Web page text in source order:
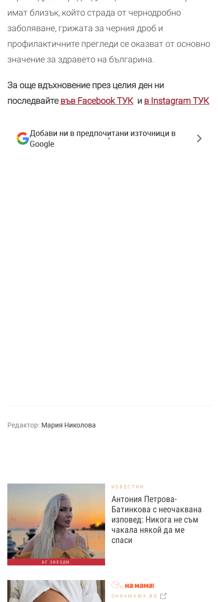
имат близък, който страда от чернодробно
заболяване, грижата за черния дроб и
профилактичните прегледи се оказват от основно
значение за здравето на българина.
За още вдъхновение през целия ден ни
последвайте във Facebook ТУК и в Instagram ТУК
Добави ни в предпочитани източници в
Google
Редактор: Мария Николова
БГ ЗВЕЗДИ
ИЗВЕСТНИ
Антония Петрова-
Батинкова с неочаквана
изповед: Никога не съм
чакала някой да ме
спаси
OHNAMAMA.BG